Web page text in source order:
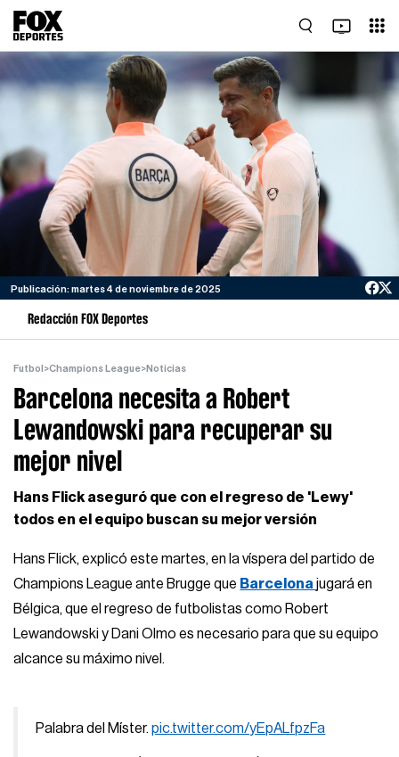
Publicación: martes 4 de noviembre de 2025
Redacción FOX Deportes
Futbol >Champions League>Noticias
Barcelona necesita a Robert
Lewandowski para recuperar su
mejor nivel
Hans Flick aseguró que con el regreso de 'Lewy'
todos en el equipo buscan su mejor versión
Hans Flick, explicó este martes, en la víspera del partido de
Champions League ante Brugge que Barcelonajugará en
Bélgica, que el regreso de futbolistas como Robert
Lewandowski y Dani Olmo es necesario para que su equipo
alcance su máximo nivel.
Palabra del Míster.pic.twitter.com/yEpALfpzFa